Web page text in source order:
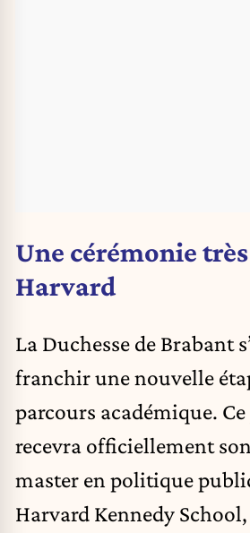
Une cérémonie
Harvard
La Duchesse de Brabant
franchir une nouvelle
parcours académique.
recevra officiellement
master en politique
Harvard Kennedy School,